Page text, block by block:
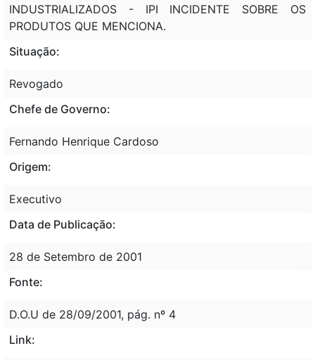
INDUSTRIALIZADOS - IPI INCIDENTE SOBRE OS
PRODUTOS QUE MENCIONA.
Situação:
Revogado
Chefe de Governo:
Fernando Henrique Cardoso
Origem:
Executivo
Data de Publicação:
28 de Setembro de 2001
Fonte:
D.O.U de 28/09/2001, pág. nº 4
Link: